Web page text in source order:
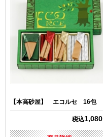
【本高砂屋】 エコルセ 16包
税込1,080